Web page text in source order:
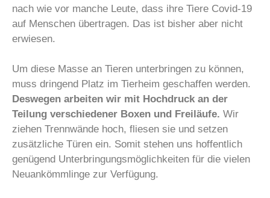
nach wie vor manche Leute, dass ihre Tiere Covid-19
auf Menschen übertragen. Das ist bisher aber nicht
erwiesen.
Um diese Masse an Tieren unterbringen zu können,
muss dringend Platz im Tierheim geschaffen werden.
Deswegen arbeiten wir mit Hochdruck an der
Teilung verschiedener Boxen und Freiläufe. Wir
ziehen Trennwände hoch, fliesen sie und setzen
zusätzliche Türen ein. Somit stehen uns hoffentlich
genügend Unterbringungsmöglichkeiten für die vielen
Neuankömmlinge zur Verfügung.